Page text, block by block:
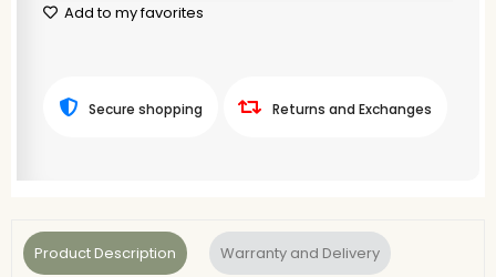
Add to my favorites
Secure shopping Returns and Exchanges
Product Description Warranty and Delivery